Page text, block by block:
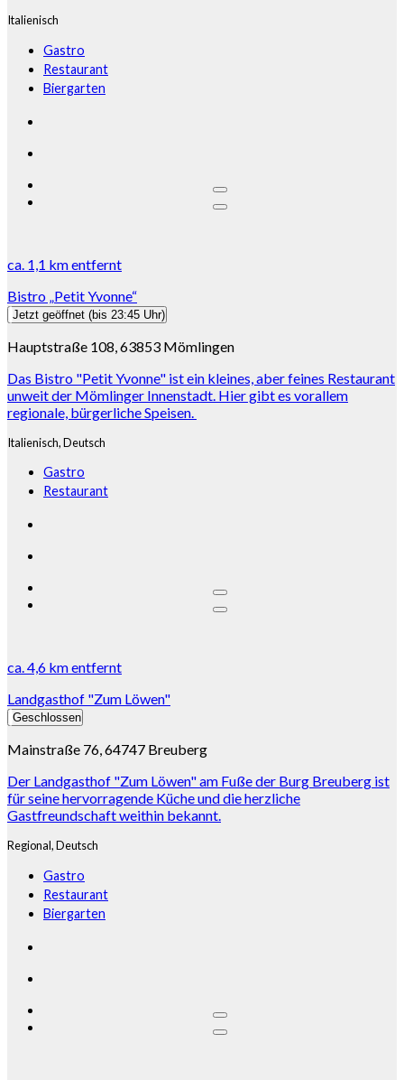
Italienisch
Gastro
Restaurant
Biergarten
ca. 1,1 kmentfernt
Bistro „Petit Yvonne“
Jetzt geöffnet (bis 23:45 Uhr)
Hauptstraße 108, 63853 Mömlingen
Das Bistro "Petit Yvonne" ist ein kleines, aber feines Restaurant
unweit der Mömlinger Innenstadt. Hier gibt es vorallem
regionale, bürgerliche Speisen.
Italienisch,Deutsch
Gastro
Restaurant
ca.4,6 kmentfernt
Landgasthof "Zum Löwen"
Geschlossen
Mainstraße 76, 64747 Breuberg
Der Landgasthof "Zum Löwen" am Fuße der Burg Breuberg ist
für seine hervorragende Küche und die herzliche
Gastfreundschaft weithin bekannt.
Regional,Deutsch
Gastro
Restaurant
Biergarten